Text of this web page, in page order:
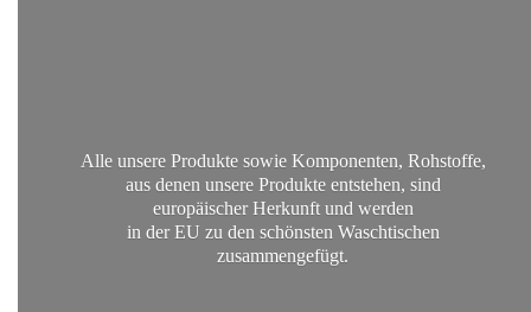
Alle unsere Produkte sowie Komponenten, Rohstoffe,
aus denen unsere Produkte entstehen, sind
europäischer Herkunft und werden
in der EU zu den schönsten Waschtischen
zusammengefügt.